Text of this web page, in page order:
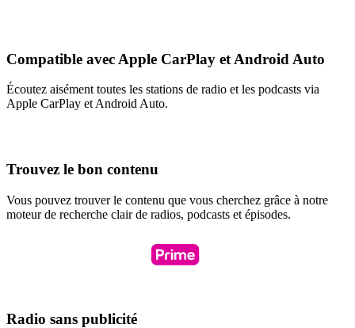
Compatible avec Apple CarPlay et Android Auto
Écoutez aisément toutes les stations de radio et les podcasts via
Apple CarPlay et Android Auto.
Trouvez le bon contenu
Vous pouvez trouver le contenu que vous cherchez grâce à notre
moteur de recherche clair de radios, podcasts et épisodes.
Radio sans publicité